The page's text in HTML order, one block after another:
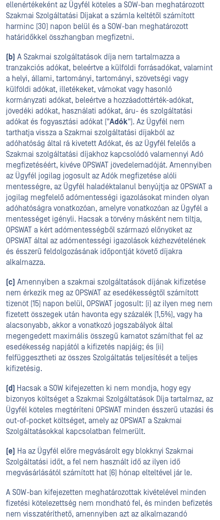
ellenértékeként az Ügyfél köteles a SOW-ban meghatározott
Szakmai Szolgáltatási Díjakat a számla keltétől számított
harminc (30) napon belül és a SOW-ban meghatározott
határidőkkel összhangban megfizetni.
(b) A Szakmai szolgáltatások díja nem tartalmazza a
tranzakciós adókat, beleértve a külföldi forrásadókat, valamint
a helyi, állami, tartományi, tartományi, szövetségi vagy
külföldi adókat, illetékeket, vámokat vagy hasonló
kormányzati adókat, beleértve a hozzáadottérték-adókat,
jövedéki adókat, használati adókat, áru- és szolgáltatási
adókat és fogyasztási adókat ("Adók"). Az Ügyfél nem
tarthatja vissza a Szakmai szolgáltatási díjakból az
adóhatóság által rá kivetett Adókat, és az Ügyfél felelős a
Szakmai szolgáltatási díjakhoz kapcsolódó valamennyi Adó
megfizetéséért, kivéve OPSWAT jövedelemadóját. Amennyiben
az Ügyfél jogilag jogosult az Adók megfizetése alóli
mentességre, az Ügyfél haladéktalanul benyújtja az OPSWAT a
jogilag megfelelő adómentességi igazolásokat minden olyan
adóhatóságra vonatkozóan, amelyre vonatkozóan az Ügyfél a
mentességet igényli. Hacsak a törvény másként nem tiltja,
OPSWAT a kért adómentességből származó előnyöket az
OPSWAT által az adómentességi igazolások kézhezvételének
és ésszerű feldolgozásának időpontját követő díjakra
alkalmazza.
(c) Amennyiben a szakmai szolgáltatások díjának kifizetése
nem érkezik meg az OPSWAT az esedékességtől számított
tizenöt (15) napon belül, OPSWAT jogosult: (i) az ilyen meg nem
fizetett összegek után havonta egy százalék (1,5%), vagy ha
alacsonyabb, akkor a vonatkozó jogszabályok által
megengedett maximális összegű kamatot számíthat fel az
esedékesség napjától a kifizetés napjáig; és (ii)
felfüggesztheti az összes Szolgáltatás teljesítését a teljes
kifizetésig.
(d) Hacsak a SOW kifejezetten ki nem mondja, hogy egy
bizonyos költséget a Szakmai Szolgáltatások Díja tartalmaz, az
Ügyfél köteles megtéríteni OPSWAT minden ésszerű utazási és
out-of-pocket költséget, amely az OPSWAT a Szakmai
Szolgáltatásokkal kapcsolatban felmerült.
(e) Ha az Ügyfél előre megvásárolt egy blokknyi Szakmai
Szolgáltatási időt, a fel nem használt idő az ilyen idő
megvásárlásától számított hat (6) hónap elteltével jár le.
A SOW-ban kifejezetten meghatározottak kivételével minden
fizetési kötelezettség nem mondható fel, és minden befizetés
nem visszatéríthető, amennyiben azt az alkalmazandó